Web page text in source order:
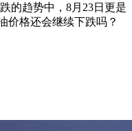
的趋势中，8月23日更是
价格还会继续下跌吗？